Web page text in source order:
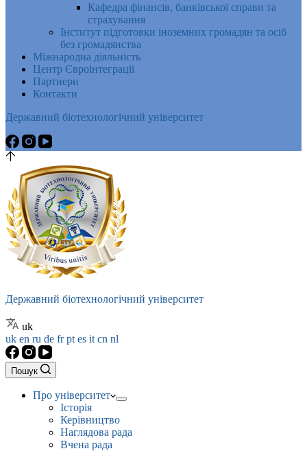
Кафедра фінансів, банківської справи та
страхування
Інститут підготовки іноземних громадян та осіб
без громадянства
Міжнародна діяльність
Центр Євроінтеграції
Партнери
Контакти
Державний біотехнологічний університет
Державний біотехнологічний університет
uk
uk en ru de frpt es it cn nl
Пошук
Про університет
Історія
Керівництво
Наглядова рада
Вчена рада